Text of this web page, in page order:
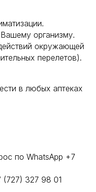
организму.
окружающей
перелетов).
в любых аптеках
по WhatsApp +7
327 98 01